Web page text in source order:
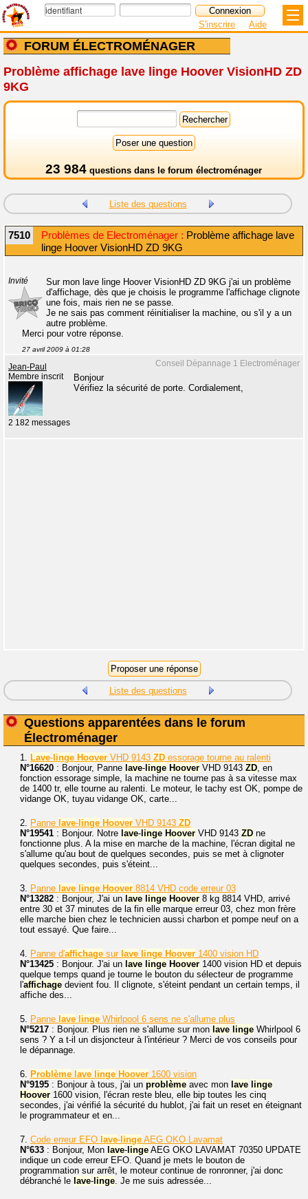
FORUM ÉLECTROMÉNAGER
S'inscrire Aide
Problème affichage lave linge Hoover VisionHD ZD
9KG
23 984 questions dans le forum électroménager
Liste des questions
7510 Problèmes de Electroménager : Problème affichage lave
linge Hoover VisionHD ZD 9KG
Invité
Sur mon lave linge Hoover VisionHD ZD 9KG j'ai un problème
d'affichage, dès que je choisis le programme l'affichage clignote
une fois, mais rien ne se passe.
Je ne sais pas comment réinitialiser la machine, ou s'il y a un
autre problème.
Merci pour votre réponse.
27 avril 2009 à 01:28
Conseil Dépannage 1 Electroménager
Jean-Paul
Membre inscrit
2 182 messages
Bonjour
Vérifiez la sécurité de porte. Cordialement,
Liste des questions
Questions apparentées dans le forum
Électroménager
1. Lave- linge Hoover VHD 9143 ZD essorage tourne au ralenti
N°16620 : Bonjour, Panne lave- linge Hoover VHD 9143 ZD, en
fonction essorage simple, la machine ne tourne pas à sa vitesse max
de 1400 tr, elle tourne au ralenti. Le moteur, le tachy est OK, pompe de
vidange OK, tuyau vidange OK, carte...
2. Panne lave- linge Hoover VHD 9143 ZD
N°19541 : Bonjour. Notre lave- linge Hoover VHD 9143 ZD ne
fonctionne plus. A la mise en marche de la machine, l'écran digital ne
s'allume qu'au bout de quelques secondes, puis se met à clignoter
quelques secondes, puis s'éteint...
3. Panne lave linge Hoover 8814 VHD code erreur 03
N°13282 : Bonjour, J'ai un lave linge Hoover 8 kg 8814 VHD, arrivé
entre 30 et 37 minutes de la fin elle marque erreur 03, chez mon frère
elle marche bien chez le technicien aussi charbon et pompe neuf on a
tout essayé. Que faire...
4. Panne d'affichage sur lave linge Hoover 1400 vision HD
N°13425 : Bonjour. J'ai un lave linge Hoover 1400 vision HD et depuis
quelque temps quand je tourne le bouton du sélecteur de programme
l'affichage devient fou. Il clignote, s'éteint pendant un certain temps, il
affiche des...
5. Panne lave linge Whirlpool 6 sens ne s'allume plus
N°5217 : Bonjour. Plus rien ne s'allume sur mon lave linge Whirlpool 6
sens ? Y a t-il un disjoncteur à l'intérieur ? Merci de vos conseils pour
le dépannage.
6. Problème lave linge Hoover 1600 vision
N°9195 : Bonjour à tous, j'ai un problème avec mon lave linge
Hoover 1600 vision, l'écran reste bleu, elle bip toutes les cinq
secondes, j'ai vérifié la sécurité du hublot, j'ai fait un reset en éteignant
le programmateur et en...
7. Code erreur EFO lave- linge AEG OKO Lavamat
N°633 : Bonjour, Mon lave- linge AEG OKO LAVAMAT 70350 UPDATE
indique un code erreur EFO. Quand je mets le bouton de
programmation sur arrêt, le moteur continue de ronronner, j'ai donc
débranché le lave- linge. Je me suis adressée...